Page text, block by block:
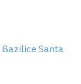
Bazilice Santa